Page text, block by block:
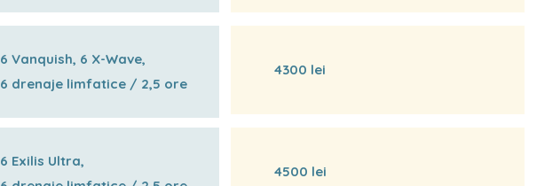
6 Vanquish, 6 X-Wave,
6 drenaje limfatice / 2,5 ore
6 Exilis Ultra,
4300 lei
4500 lei